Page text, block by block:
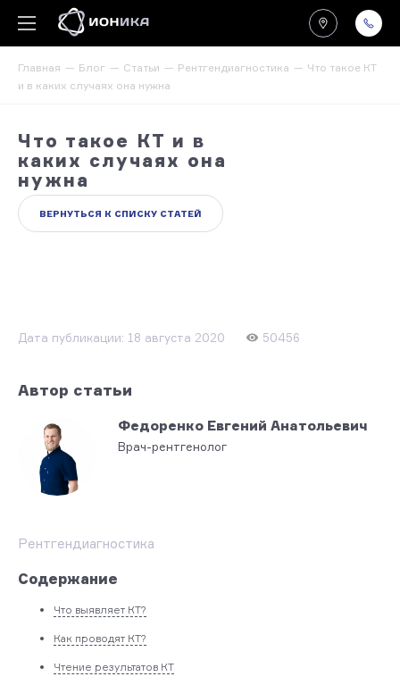
Главная Блог Статьи Рентгендиагностика
Что такое КТ
и в каких случаях она нужна
Что такое КТ и в
каких случаях она
нужна
ВЕРНУТЬСЯ К СПИСКУ СТАТЕЙ
Дата публикации: 18 августа 2020 50456
Автор статьи
Федоренко Евгений Анатольевич
Врач-рентгенолог
Рентгендиагностика
Содержание
Что выявляет КТ?
Как проводят КТ?
Чтение результатов КТ